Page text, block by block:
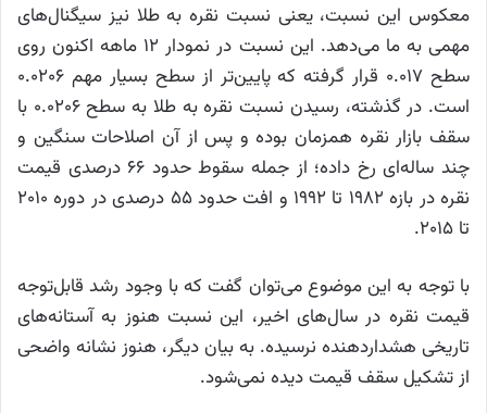
معکوس این نسبت، یعنی نسبت نقره به طلا نیز سیگنال‌های
مهمی به ما می‌دهد. این نسبت در نمودار ۱۲ ماهه اکنون روی
سطح ۰.۰۱۷ قرار گرفته که پایین‌تر از سطح بسیار مهم ۰.۰۲۰۶
است. در گذشته، رسیدن نسبت نقره به طلا به سطح ۰.۰۲۰۶ با
سقف بازار نقره همزمان بوده و پس از آن اصلاحات سنگین و
چند ساله‌ای رخ داده؛ از جمله سقوط حدود ۶۶ درصدی قیمت
نقره در بازه ۱۹۸۲ تا ۱۹۹۲ و افت حدود ۵۵ درصدی در دوره ۲۰۱۰
تا ۲۰۱۵.
با توجه به این موضوع می‌توان گفت که با وجود رشد قابل‌توجه
قیمت نقره در سال‌های اخیر، این نسبت هنوز به آستانه‌های
تاریخی هشداردهنده نرسیده. به بیان دیگر، هنوز نشانه واضحی
از تشکیل سقف قیمت دیده نمی‌شود.